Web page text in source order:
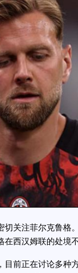
关注菲尔克鲁格。
西汉姆联的处境
前正在讨论多种方